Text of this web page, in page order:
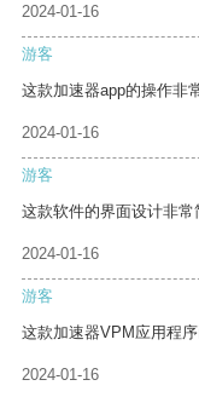
2024-01-16
游客
这款加速器app的操作非
2024-01-16
游客
这款软件的界面设计非常
2024-01-16
游客
这款加速器VPM应用程
2024-01-16